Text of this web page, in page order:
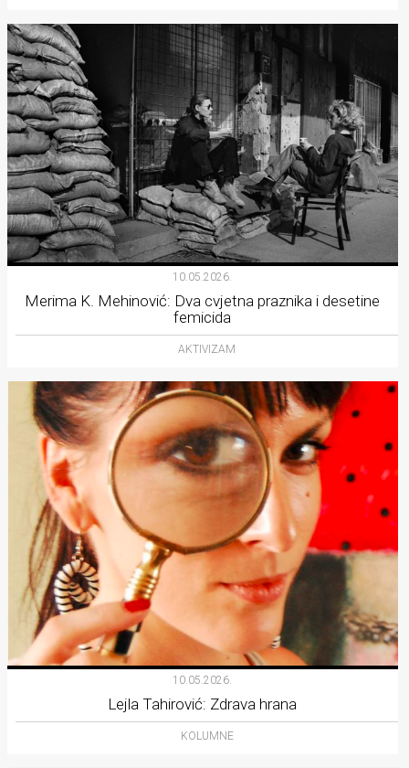
10.05.2026.
Merima K. Mehinović: Dva cvjetna praznika i desetine
femicida
AKTIVIZAM
10.05.2026.
Lejla Tahirović: Zdrava hrana
KOLUMNE